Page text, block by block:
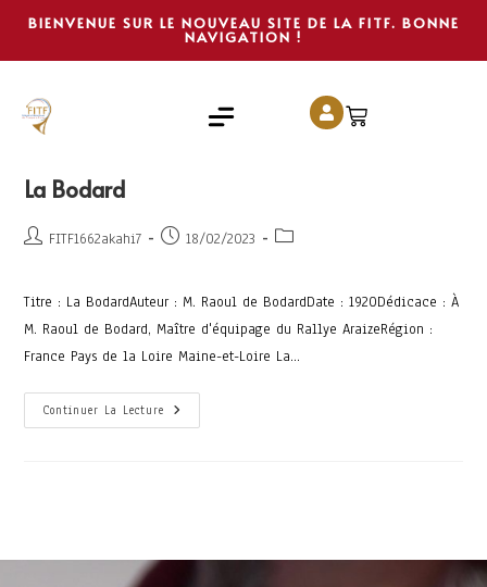
BIENVENUE SUR LE NOUVEAU SITE DE LA FITF. BONNE
NAVIGATION !
La Bodard
FITF1662akahi7 18/02/2023
Titre : La BodardAuteur : M. Raoul de BodardDate : 1920Dédicace : À
M. Raoul de Bodard, Maître d'équipage du Rallye AraizeRégion :
France Pays de la Loire Maine-et-Loire La…
Continuer La Lecture